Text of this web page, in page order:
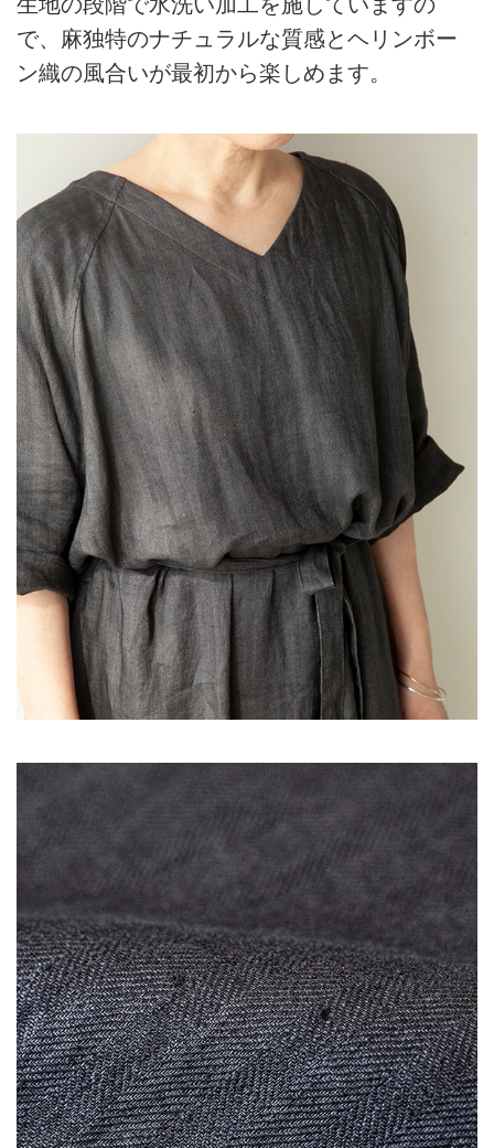
で、麻独特のナチュラルな質感とヘリンボー
ン織の風合いが最初から楽しめます。